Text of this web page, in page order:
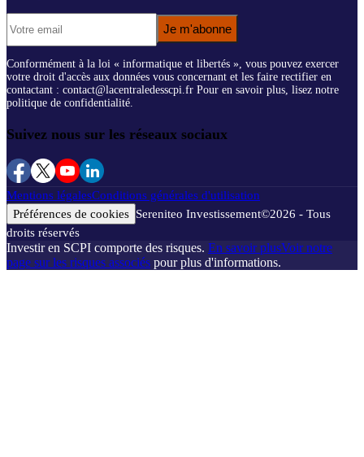
Je m'abonne
Conformément à la loi « informatique et libertés », vous pouvez exercer
votre droit d'accès aux données vous concernant et les faire rectifier en
contactant : contact@lacentraledesscpi.fr Pour en savoir plus, lisez notre
politique de confidentialité.
Suivez nous sur les réseaux sociaux
Mentions légalesConditions générales d'utilisation
Préférences de cookies Sereniteo Investissement©2026 - Tous
droits réservés
Investir en SCPI comporte des risques. En savoir plusVoir notre
page sur les risques associés pour plus d'informations.